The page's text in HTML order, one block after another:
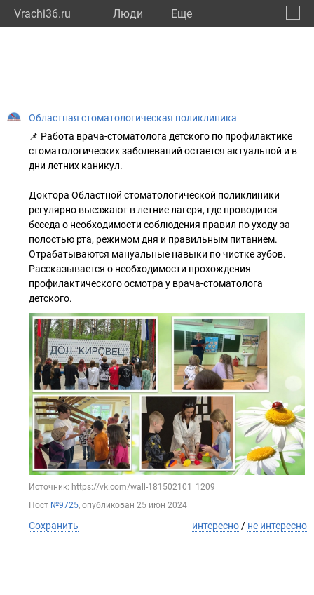
Vrachi36.ru Люди Eще
Областная стоматологическая поликлиника
📌 Работа врача-стоматолога детского по профилактике
стоматологических заболеваний остается актуальной и в
дни летних каникул.
Доктора Областной стоматологической поликлиники
регулярно выезжают в летние лагеря, где проводится
беседа о необходимости соблюдения правил по уходу за
полостью рта, режимом дня и правильным питанием.
Отрабатываются мануальные навыки по чистке зубов.
Рассказывается о необходимости прохождения
профилактического осмотра у врача-стоматолога
детского.
Источник: https://vk.com/wall-181502101_1209
Пост №9725, опубликован 25 июн 2024
Сохранить интересно / не интересно